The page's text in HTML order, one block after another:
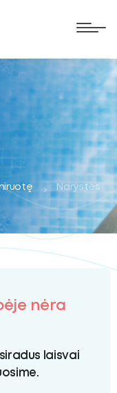
Narystės
nėra
laisvai